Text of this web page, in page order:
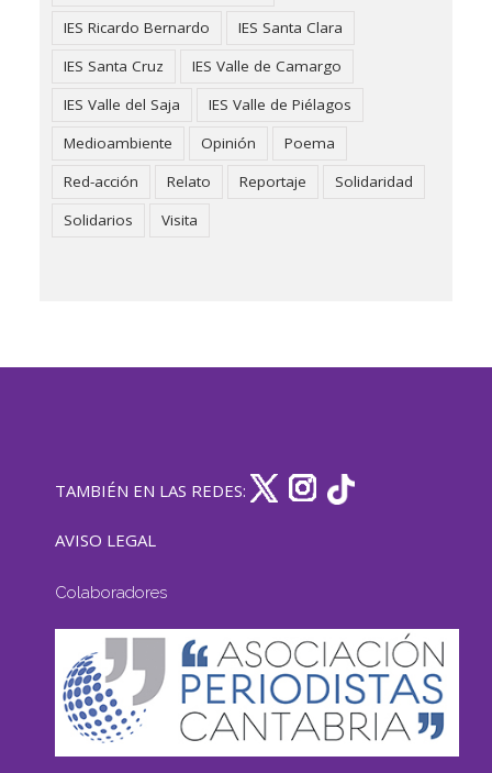
IES Ricardo Bernardo
IES Santa Clara
IES Santa Cruz
IES Valle de Camargo
IES Valle del Saja
IES Valle de Piélagos
Medioambiente
Opinión
Poema
Red-acción
Relato Reportaje
Solidaridad
Solidarios
Visita
TAMBIÉN EN LAS REDES:
AVISO LEGAL
Colaboradores